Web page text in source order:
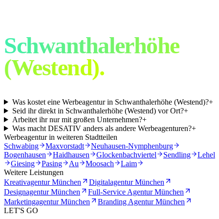
Schwanthalerhöhe
(Westend).
Was kostet eine Werbeagentur in Schwanthalerhöhe (Westend)?+
Seid ihr direkt in Schwanthalerhöhe (Westend) vor Ort?+
Arbeitet ihr nur mit großen Unternehmen?+
Was macht DESATIV anders als andere Werbeagenturen?+
Werbeagentur in weiteren Stadtteilen
Schwabing
Maxvorstadt
Neuhausen-Nymphenburg
Bogenhausen
Haidhausen Glockenbachviertel Sendling
Lehel
Giesing
Pasing Au Moosach
Laim
Weitere Leistungen
Kreativagentur München
Digitalagentur München
Designagentur München
Full-Service Agentur München
Marketingagentur München
Branding Agentur München
LET'S GO